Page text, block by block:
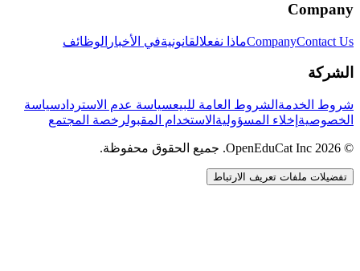
Company
CompanyContact Us ماذا نفعلالقانونيةفي الأخبار الوظائف
الشركة
شروط الخدمة الشروط العامة للبيعسياسة عدم الاستردادسياسة
الخصوصية إخلاء المسؤولية الاستخدام المقبولرخصة المجتمع
© 2026 OpenEduCat Inc. جميع الحقوق محفوظة.
تفضيلات ملفات تعريف الارتباط